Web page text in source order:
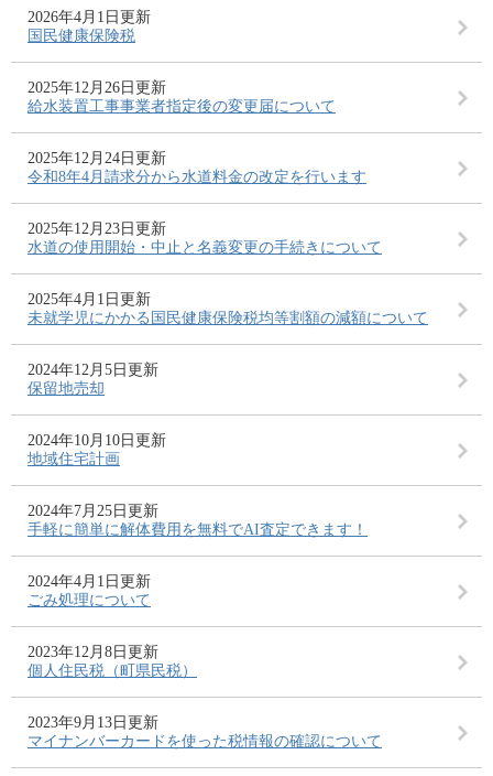
2026年4月1日更新
国民健康保険税
2025年12月26日更新
給水装置工事事業者指定後の変更届について
2025年12月24日更新
令和8年4月請求分から水道料金の改定を行います
2025年12月23日更新
水道の使用開始・中止と名義変更の手続きについて
2025年4月1日更新
未就学児にかかる国民健康保険税均等割額の減額について
2024年12月5日更新
保留地売却
2024年10月10日更新
地域住宅計画
2024年7月25日更新
手軽に簡単に解体費用を無料でAI査定できます！
2024年4月1日更新
ごみ処理について
2023年12月8日更新
個人住民税（町県民税）
2023年9月13日更新
マイナンバーカードを使った税情報の確認について